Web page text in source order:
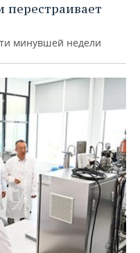
минувшей недели